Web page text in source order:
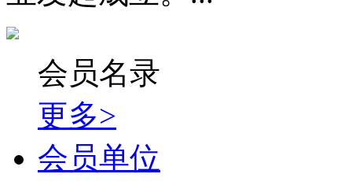
会员名录
更多>
会员单位